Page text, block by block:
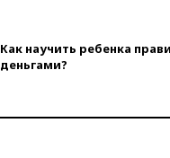
Как научить ребенка
деньгами?